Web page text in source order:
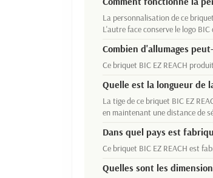
La personnalisation de ce
L'autre face conserve le logo BIC
Combien d'allumages
Ce briquet BIC EZ REACH
Quelle est la longueur de
La tige de ce briquet BIC EZ
en maintenant une distance de
Dans quel pays est
Ce briquet BIC EZ REACH est
Quelles sont les